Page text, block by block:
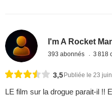
I'm A Rocket
393 abonnés 3 818
3,5 Publiée le 23
LE film sur la drogue parait-il !!